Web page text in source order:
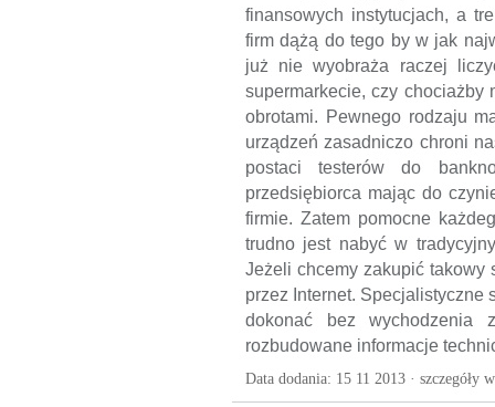
finansowych instytucjach, a
firm dążą do tego by w jak
już nie wyobraża raczej
supermarkecie, czy chociażby
obrotami. Pewnego rodzaju
urządzeń zasadniczo chroni
postaci testerów do
przedsiębiorca mając do
firmie. Zatem pomocne
trudno jest nabyć w
Jeżeli chcemy zakupić takowy
przez Internet.
dokonać bez wychodzenia
rozbudowane informacje
Data dodania: 15 11 2013 · szczegóły